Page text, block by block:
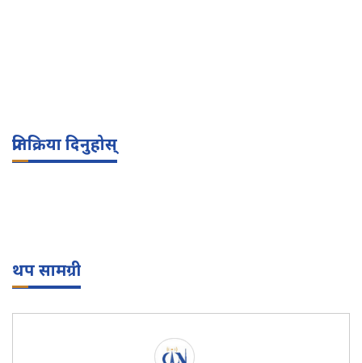
प्रतिक्रिया दिनुहोस्
थप सामग्री